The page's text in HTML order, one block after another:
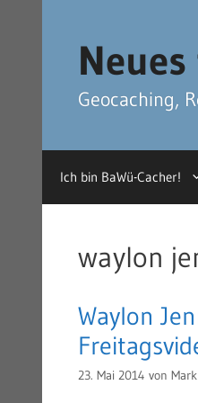
Geocaching,
Ich bin BaWü-Cacher!
waylon
Waylon
23. Mai 2014 von Mark